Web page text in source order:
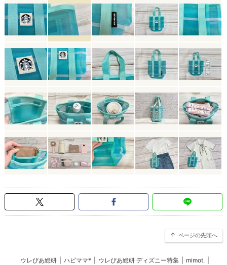
ページの先頭へ
ウレぴあ総研 ハピママ* ウレぴあ総研 ディズニー特集 mimot.